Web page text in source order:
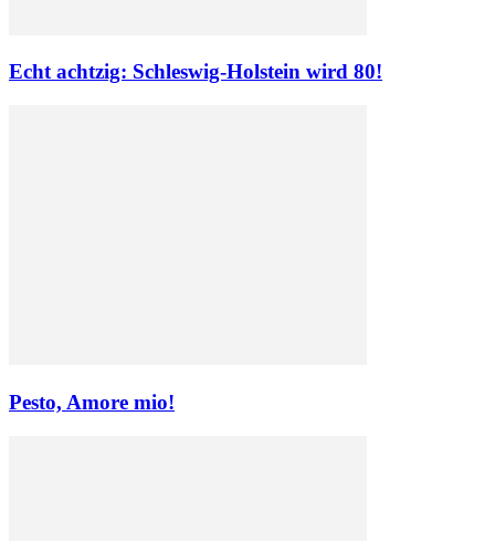
Echt achtzig: Schleswig-Holstein wird 80!
Pesto, Amore mio!